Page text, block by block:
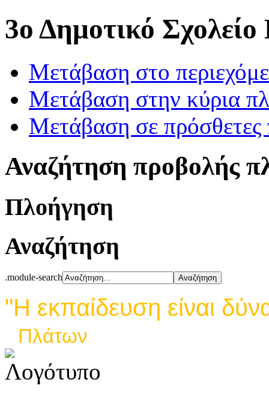
3ο Δημοτικό
Μετάβαση στο
Μετάβαση στην κύρια
Μετάβαση σε πρόσθετες
Αναζήτηση προβολής
Πλοήγηση
Αναζήτηση
.module-search
"Η εκπαίδευση είναι
Πλάτων